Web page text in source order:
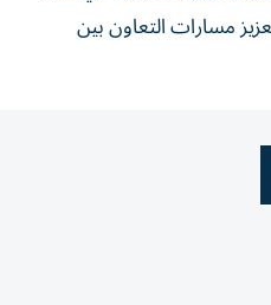
مسارات التعاون بين